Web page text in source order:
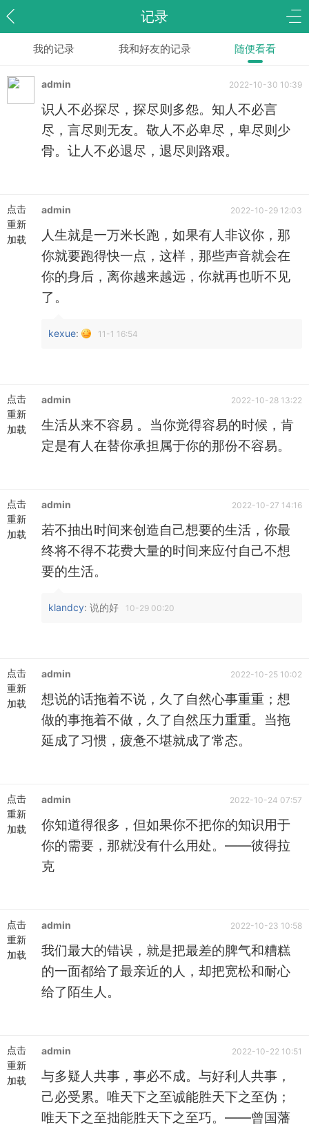
记录
我的记录 我和好友的记录 随便看看
admin 2022-10-30 10:39
识人不必探尽，探尽则多怨。知人不必言
尽，言尽则无友。敬人不必卑尽，卑尽则少
骨。让人不必退尽，退尽则路艰。
点击
重新
加载
admin 2022-10-29 12:03
人生就是一万米长跑，如果有人非议你，那
你就要跑得快一点，这样，那些声音就会在
你的身后，离你越来越远，你就再也听不见
了。
kexue: 11-1 16:54
点击
重新
加载
admin 2022-10-28 13:22
生活从来不容易 。当你觉得容易的时候，肯
定是有人在替你承担属于你的那份不容易。
点击
重新
加载
admin 2022-10-27 14:16
若不抽出时间来创造自己想要的生活，你最
终将不得不花费大量的时间来应付自己不想
要的生活。
klandcy: 说的好 10-29 00:20
点击
重新
加载
admin 2022-10-25 10:02
想说的话拖着不说，久了自然心事重重；想
做的事拖着不做，久了自然压力重重。当拖
延成了习惯，疲惫不堪就成了常态。
点击
重新
加载
admin 2022-10-24 07:57
你知道得很多，但如果你不把你的知识用于
你的需要，那就没有什么用处。——彼得拉
克
点击
重新
加载
admin 2022-10-23 10:58
我们最大的错误，就是把最差的脾气和糟糕
的一面都给了最亲近的人，却把宽松和耐心
给了陌生人。
点击
重新
加载
admin 2022-10-22 10:51
与多疑人共事，事必不成。与好利人共事，
己必受累。唯天下之至诚能胜天下之至伪；
唯天下之至拙能胜天下之至巧。——曾国藩